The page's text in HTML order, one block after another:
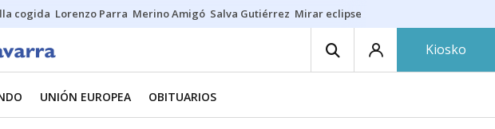
cogida Lorenzo Parra Merino Amigó Salva Gutiérrez Mirar eclipse
Kiosko
UNIÓN EUROPEA OBITUARIOS